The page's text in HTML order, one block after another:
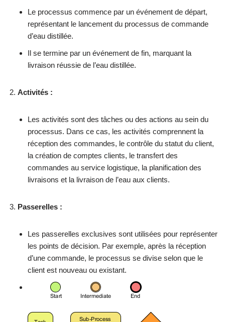
Le processus commence par un événement de départ,
représentant le lancement du processus de commande
d’eau distillée.
Il se termine par un événement de fin, marquant la
livraison réussie de l’eau distillée.
Activités :
Les activités sont des tâches ou des actions au sein du
processus. Dans ce cas, les activités comprennent la
réception des commandes, le contrôle du statut du client,
la création de comptes clients, le transfert des
commandes au service logistique, la planification des
livraisons et la livraison de l’eau aux clients.
Passerelles :
Les passerelles exclusives sont utilisées pour représenter
les points de décision. Par exemple, après la réception
d’une commande, le processus se divise selon que le
client est nouveau ou existant.